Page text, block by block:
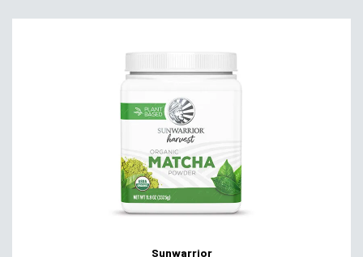
Sunwarrior